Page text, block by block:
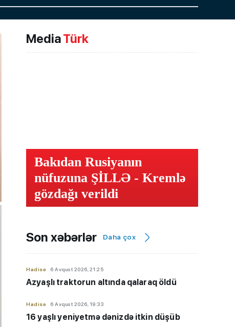
MediaTürk
Bakıdan Rusiyanın
nüfuzuna ŞİLLƏ - Kremlə
gözdağı verildi
Son xəbərlər Daha çox
Hadisə 6 Avqust 2026, 21:25
Azyaşlı traktorun altında qalaraq öldü
Hadisə 6 Avqust 2026, 19:33
16 yaşlı yeniyetmə dənizdə itkin düşüb